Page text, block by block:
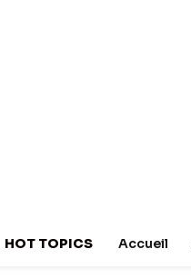
HOT TOPICS Accueil